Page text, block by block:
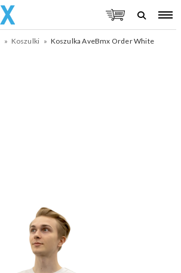
Koszulki Koszulka AveBmx Order White